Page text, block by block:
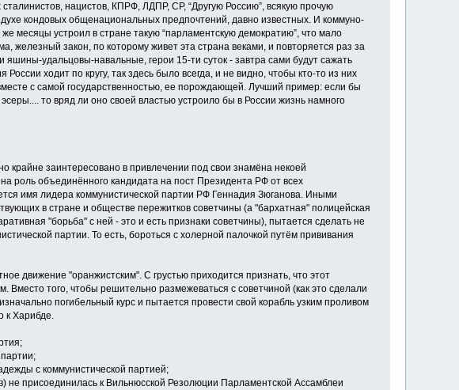
нацистов, КПРФ, ЛДПР, СР, “Другую Россию”, всякую прочую
кондовых общенациональных предпочтений, давно известных. И коммуно-
месяцы устроил в стране такую “парламентскую демократию”, что мало
железный закон, по которому живет эта страна веками, и повторяется раз за
яшины-удальцовы-навальные, герои 15-ти суток - завтра сами будут сажать
ходит по кругу, так здесь было всегда, и не видно, чтобы кто-то из них
с самой государственностью, ее порождающей. Лучший пример: если бы
то вряд ли оно своей властью устроило бы в России жизнь намного
крайне заинтересовано в привлечении под свои знамёна некоей
роль объединённого кандидата на пост Президента РФ от всех
имя лидера коммунистической партии РФ Геннадия Зюганова. Иными
в стране и обществе пережитков советчины (а "бархатная" полицейская
"борьба" с ней - это и есть признаки советчины), пытается сделать не
партии. То есть, бороться с холерной палочкой путём прививания
движение "оранжистским". С грустью приходится признать, что этот
того, чтобы решительно размежеваться с советчиной (как это сделали
погибельный курс и пытается провести свой корабль узким проливом
к Харибде.
с коммунистической партией;
не присоединилась к Вильнюсской Резолюции Парламентской Ассамблеи